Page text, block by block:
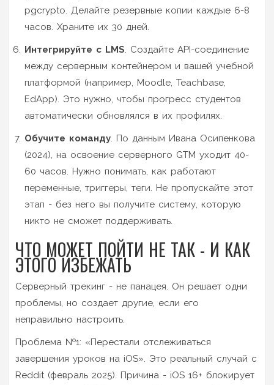
pgcrypto. Делайте резервные копии каждые 6-8
часов. Храните их 30 дней.
Интегрируйте с LMS. Создайте API-соединение
между серверным контейнером и вашей учебной
платформой (например, Moodle, Teachbase,
EdApp). Это нужно, чтобы прогресс студентов
автоматически обновлялся в их профилях.
Обучите команду. По данным Ивана Осипенкова
(2024), на освоение серверного GTM уходит 40-
60 часов. Нужно понимать, как работают
переменные, триггеры, теги. Не пропускайте этот
этап - без него вы получите систему, которую
никто не сможет поддерживать.
ЧТО МОЖЕТ ПОЙТИ НЕ ТАК - И КАК
ЭТОГО ИЗБЕЖАТЬ
Серверный трекинг - не панацея. Он решает одни
проблемы, но создает другие, если его
неправильно настроить.
Проблема №1: «Перестали отслеживаться
завершения уроков на iOS». Это реальный случай с
Reddit (февраль 2025). Причина - iOS 16+ блокирует